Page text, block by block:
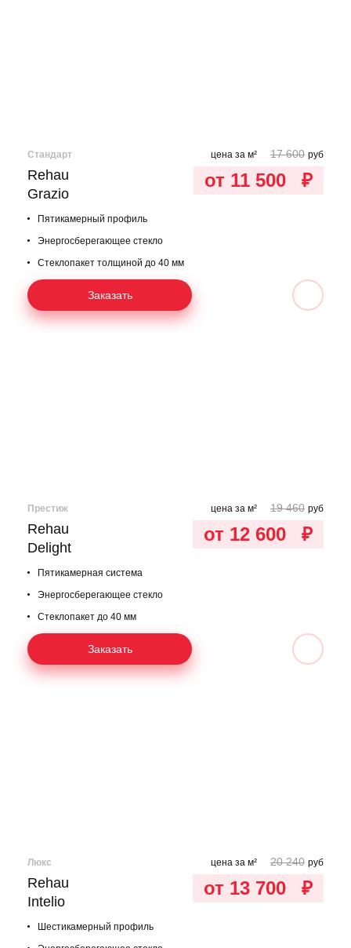
Стандарт
Rehau
Grazio
цена за м² 17 600 руб
от 11 500 ₽
Пятикамерный профиль
Энергосберегающее стекло
Стеклопакет толщиной до 40 мм
Заказать
Престиж
Rehau
Delight
цена за м² 19 460 руб
от 12 600 ₽
Пятикамерная система
Энергосберегающее стекло
Стеклопакет до 40 мм
Заказать
Люкс
Rehau
Intelio
цена за м² 20 240 руб
от 13 700 ₽
Шестикамерный профиль